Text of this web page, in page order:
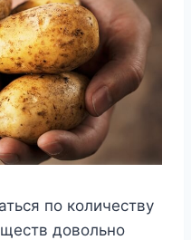
по количеству
довольно